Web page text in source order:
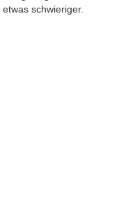
schwieriger.